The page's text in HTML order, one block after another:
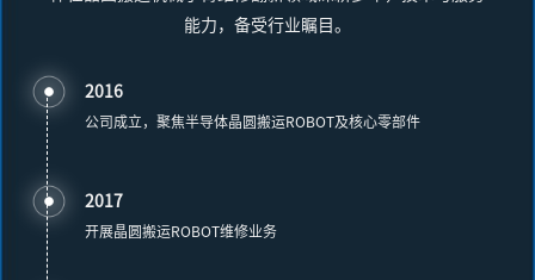
能力，备受行业瞩目。
2016
公司成立，聚焦半导体晶圆搬运ROBOT及核心零部件
2017
开展晶圆搬运ROBOT维修业务